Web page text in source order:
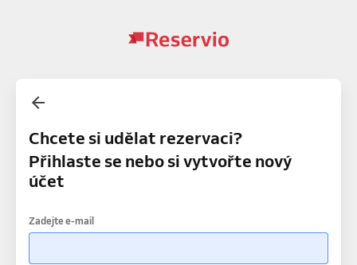
Chcete si udělat rezervaci?
Přihlaste se nebo si vytvořte nový
účet
Zadejte e-mail